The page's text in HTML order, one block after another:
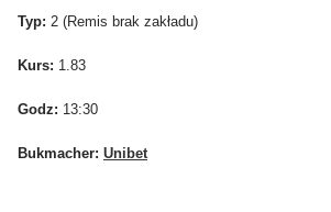
Typ: 2 (Remis brak zakładu)
Kurs: 1.83
Godz: 13:30
Bukmacher: Unibet